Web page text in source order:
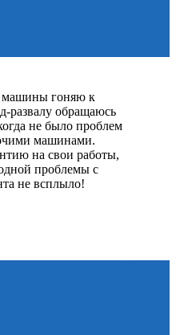
машины гоняю к
развалу обращаюсь
не было проблем
машинами.
на свои работы,
проблемы с
не всплыло!